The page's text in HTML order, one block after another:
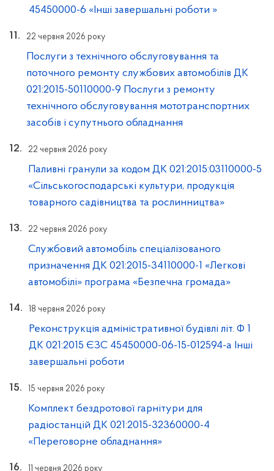
45450000-6 «Інші завершальні роботи »
22 червня 2026 року
Послуги з технічного обслуговування та
поточного ремонту службових автомобілів ДК
021:2015-50110000-9 Послуги з ремонту
технічного обслуговування мототранспортних
засобів і супутнього обладнання
22 червня 2026 року
Паливні гранули за кодом ДК 021:2015:03110000-5
«Сільськогосподарські культури, продукція
товарного садівництва та рослинництва»
22 червня 2026 року
Службовий автомобіль спеціалізованого
призначення ДК 021:2015-34110000-1 «Легкові
автомобілі» програма «Безпечна громада»
18 червня 2026 року
Реконструкція адміністративної будівлі літ. Ф 1
ДК 021:2015 ЄЗС 45450000-06-15-012594-а Інші
завершальні роботи
15 червня 2026 року
Комплект бездротової гарнітури для
радіостанцій ДК 021:2015-32360000-4
«Переговорне обладнання»
11 червня 2026 року